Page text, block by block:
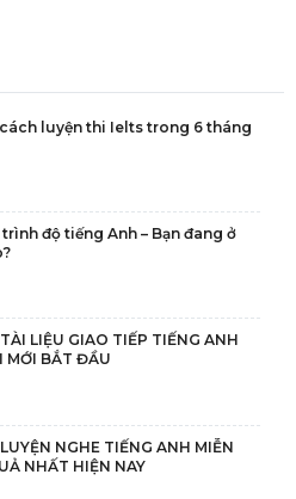
luyện thi Ielts trong 6 tháng
độ tiếng Anh – Bạn đang ở
LIỆU GIAO TIẾP TIẾNG ANH
MỚI BẮT ĐẦU
NGHE TIẾNG ANH MIỄN
NHẤT HIỆN NAY